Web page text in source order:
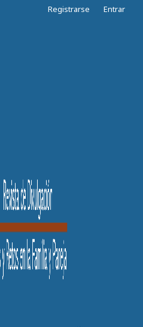
Registrarse Entrar